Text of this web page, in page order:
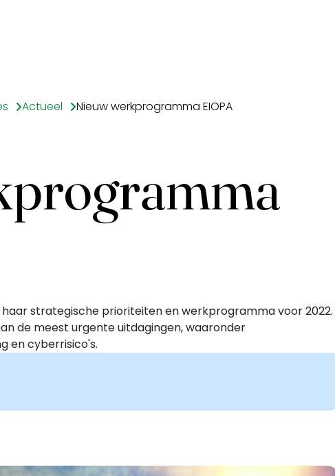
Actueel Nieuw werkprogramma EIOPA
haar strategische prioriteiten en werkprogramma voor 2022.
de meest urgente uitdagingen, waaronder
en cyberrisico's.